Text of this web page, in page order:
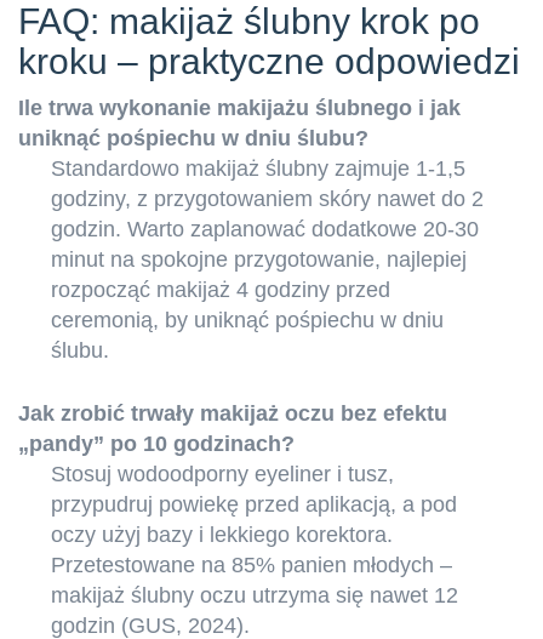
FAQ: makijaż ślubny krok po
kroku – praktyczne odpowiedzi
Ile trwa wykonanie makijażu ślubnego i jak
uniknąć pośpiechu w dniu ślubu?
Standardowo makijaż ślubny zajmuje 1-1,5
godziny, z przygotowaniem skóry nawet do 2
godzin. Warto zaplanować dodatkowe 20-30
minut na spokojne przygotowanie, najlepiej
rozpocząć makijaż 4 godziny przed
ceremonią, by uniknąć pośpiechu w dniu
ślubu.
Jak zrobić trwały makijaż oczu bez efektu
„pandy” po 10 godzinach?
Stosuj wodoodporny eyeliner i tusz,
przypudruj powiekę przed aplikacją, a pod
oczy użyj bazy i lekkiego korektora.
Przetestowane na 85% panien młodych –
makijaż ślubny oczu utrzyma się nawet 12
godzin (GUS, 2024).